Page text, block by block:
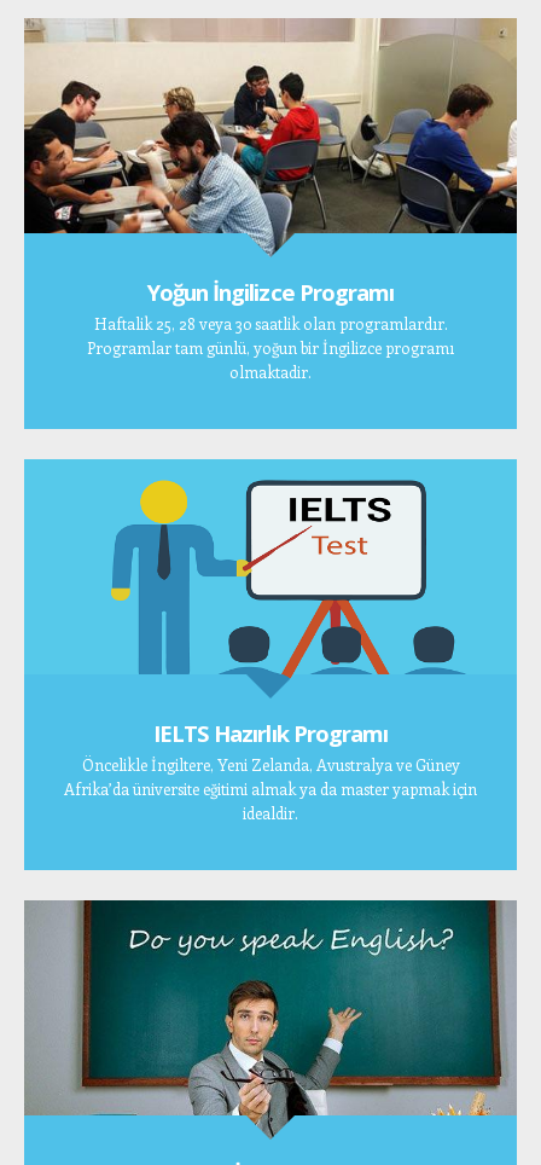
Yoğun İngilizce Programı
Haftalik 25, 28 veya 30 saatlik olan programlardır.
Programlar tam günlü, yoğun bir İngilizce programı
olmaktadir.
IELTS Hazırlık Programı
Öncelikle İngiltere, Yeni Zelanda, Avustralya ve Güney
Afrika’da üniversite eğitimi almak ya da master yapmak için
idealdir.